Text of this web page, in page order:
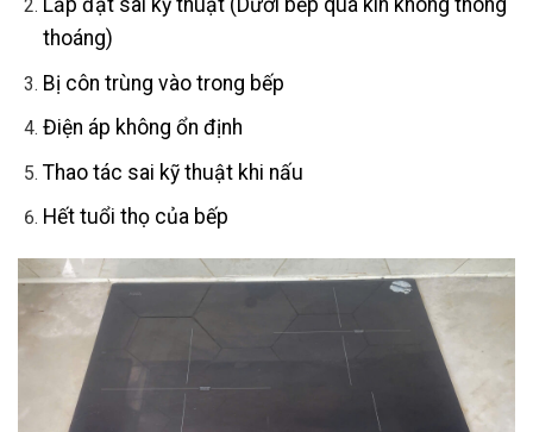
thoáng)
Bị côn trùng vào trong bếp
Điện áp không ổn định
Thao tác sai kỹ thuật khi nấu
Hết tuổi thọ của bếp